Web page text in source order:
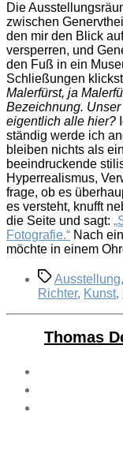
Die
zwischen
den mir den Blick
versperren, und
den Fuß in ein
Schließungen
Malerfürst, ja
Bezeichnung.
eigentlich alle hier?
ständig werde ich
bleiben nichts als
beeindruckende
Hyperrealismus,
frage, ob es
es versteht, knufft
die Seite und sagt:
Fotografie.“ Nach
möchte in einem
Schlagwörter
Ausstellung,
Richter, Kunst,
Thomas